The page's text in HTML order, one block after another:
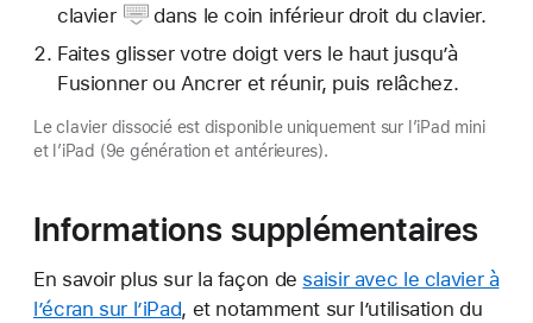
clavier
dans le coin inférieur droit du clavier.
Faites glisser votre doigt vers le haut jusqu’à
Fusionner ou Ancrer et réunir, puis relâchez.
Le clavier dissocié est disponible uniquement sur l’iPad mini
et l’iPad (9e génération et antérieures).
Informations supplémentaires
En savoir plus sur la façon de saisir avec le clavier à
l’écran sur l’iPad, et notamment sur l’utilisation du